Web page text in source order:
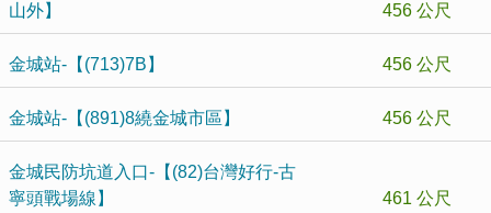
山外】
456 公尺
金城站-【(713)7B】 456 公尺
金城站-【(891)8繞金城市區】 456 公尺
金城民防坑道入口-【(82)台灣好行-古
寧頭戰場線】
461 公尺